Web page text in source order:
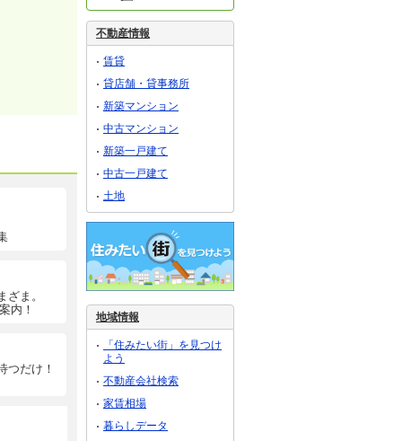
ま。
内！
つだけ！
不動産情報
賃貸
貸店舗・貸事務所
新築マンション
中古マンション
新築一戸建て
中古一戸建て
土地
地域情報
「住みたい街」を見つけ
よう
不動産会社検索
家賃相場
暮らしデータ